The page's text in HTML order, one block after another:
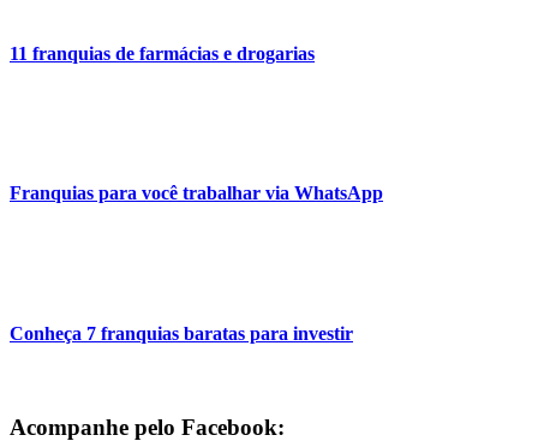
11 franquias de farmácias e drogarias
Franquias para você trabalhar via WhatsApp
Conheça 7 franquias baratas para investir
Acompanhe pelo Facebook: